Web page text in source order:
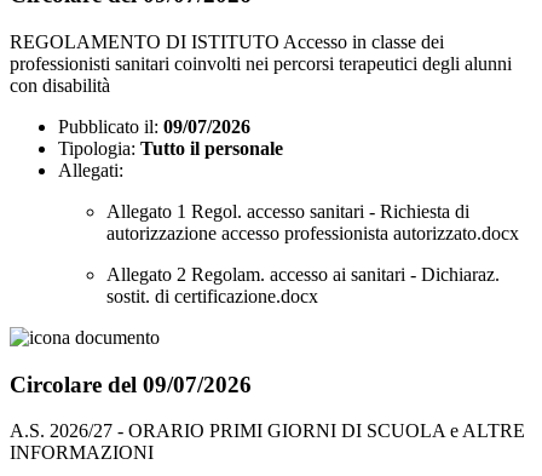
REGOLAMENTO DI ISTITUTO Accesso in classe dei
professionisti sanitari coinvolti nei percorsi terapeutici degli alunni
con disabilità
Pubblicato il: 09/07/2026
Tipologia: Tutto il personale
Allegati:
Allegato 1 Regol. accesso sanitari - Richiesta di
autorizzazione accesso professionista autorizzato.docx
Allegato 2 Regolam. accesso ai sanitari - Dichiaraz.
sostit. di certificazione.docx
Circolare del 09/07/2026
A.S. 2026/27 - ORARIO PRIMI GIORNI DI SCUOLA e ALTRE
INFORMAZIONI